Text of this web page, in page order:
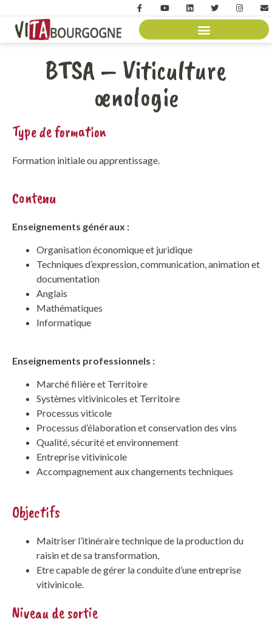
BTSA – Viticulture
œnologie
Type de formation
Formation initiale ou apprentissage.
Contenu
Enseignements généraux :
Organisation économique et juridique
Techniques d’expression, communication, animation et
documentation
Anglais
Mathématiques
Informatique
Enseignements professionnels :
Marché filière et Territoire
Systèmes vitivinicoles et Territoire
Processus viticole
Processus d’élaboration et conservation des vins
Qualité, sécurité et environnement
Entreprise vitivinicole
Accompagnement aux changements techniques
Objectifs
Maitriser l’itinéraire technique de la production du
raisin et de sa transformation,
Etre capable de gérer la conduite d’une entreprise
vitivinicole.
Niveau de sortie